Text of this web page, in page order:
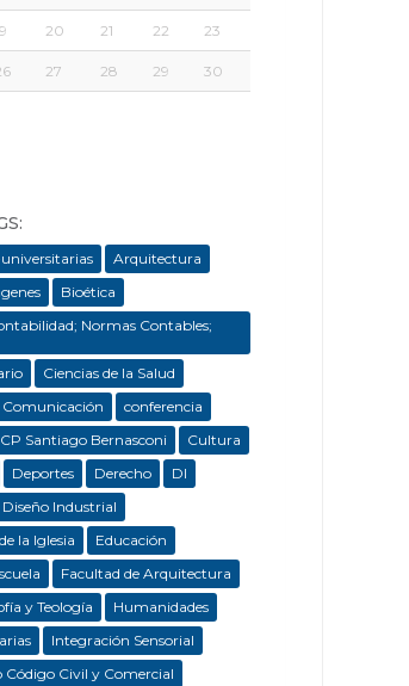
20 21 22 23
27 28 29 30
Arquitectura
Bioética
Normas Contables;
Ciencias de la Salud
Comunicación
conferencia
CP Santiago Bernasconi
Cultura
Deportes Derecho
DI
Diseño Industrial
la Iglesia
Educación
Facultad de Arquitectura
y Teología
Humanidades
Integración Sensorial
Código Civil y Comercial